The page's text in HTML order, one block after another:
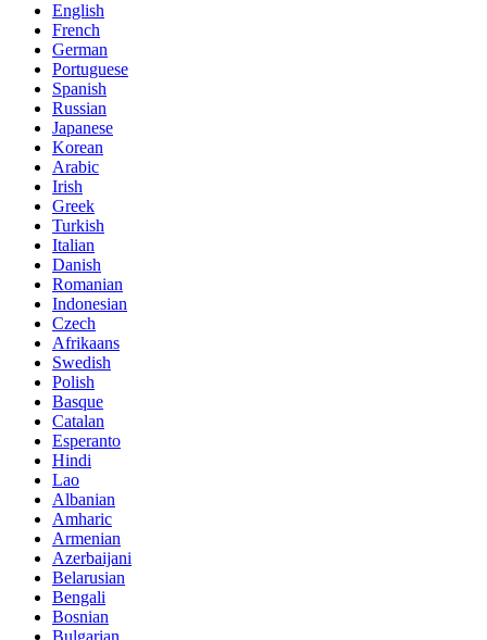
English
French
German
Portuguese
Spanish
Russian
Japanese
Korean
Arabic
Irish
Greek
Turkish
Italian
Danish
Romanian
Indonesian
Czech
Afrikaans
Swedish
Polish
Basque
Catalan
Esperanto
Hindi
Lao
Albanian
Amharic
Armenian
Azerbaijani
Belarusian
Bengali
Bosnian
Bulgarian